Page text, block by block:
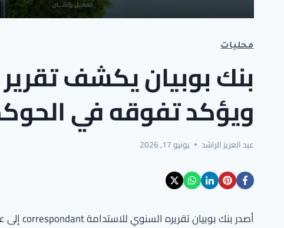
محليات
ويؤكد تفوقه في
عبد العزيز الراشد يونيو 17, 2026